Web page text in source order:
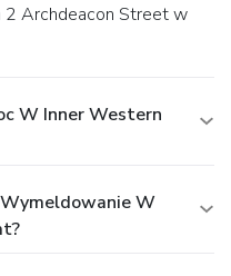
W Inner Western
W